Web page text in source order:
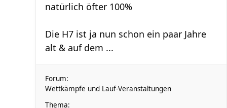
natürlich öfter 100%
Die H7 ist ja nun schon ein paar Jahre
alt & auf dem ...
Forum:
Wettkämpfe und Lauf-Veranstaltungen
Thema: